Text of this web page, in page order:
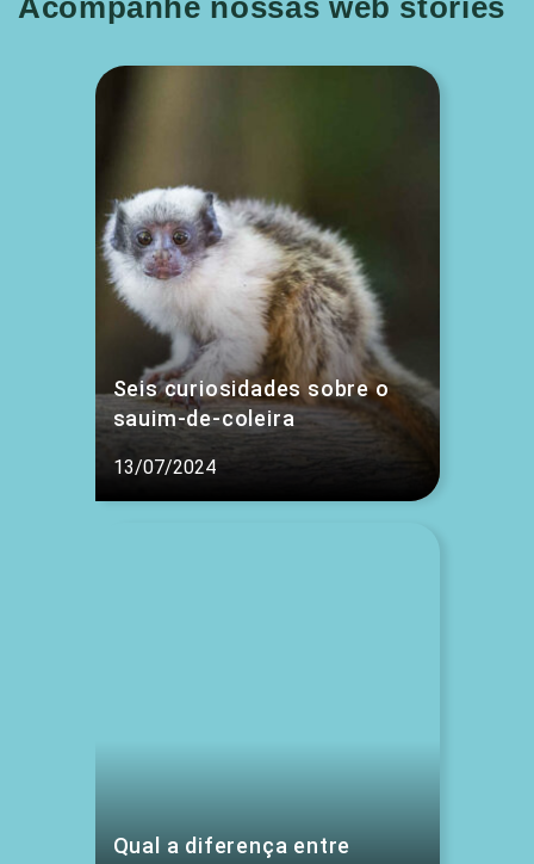
Acompanhe nossas web stories
Seis curiosidades sobre o
sauim-de-coleira
13/07/2024
Qual a diferença entre